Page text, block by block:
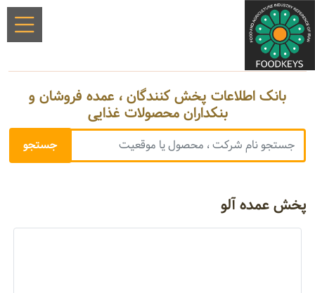
بانک اطلاعات پخش کنندگان ، عمده فروشان و
بنکداران محصولات غذایی
پخش عمده آلو